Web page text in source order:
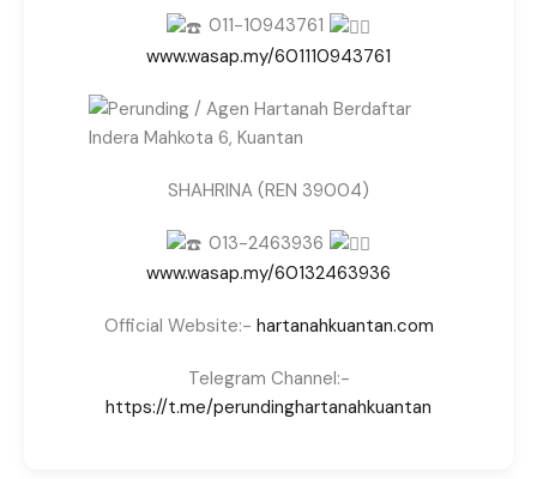
011-10943761
www.wasap.my/601110943761
SHAHRINA (REN 39004)
013-2463936
www.wasap.my/60132463936
Official Website:- hartanahkuantan.com
Telegram Channel:-
https://t.me/perundinghartanahkuantan